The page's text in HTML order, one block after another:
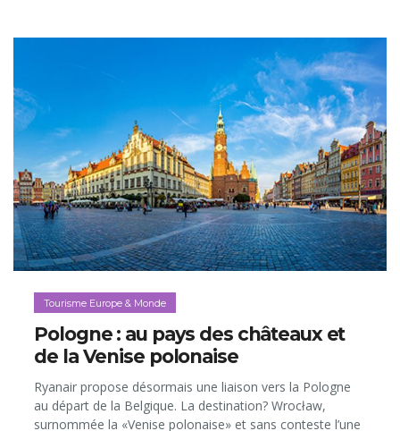
Tourisme Europe & Monde
Pologne : au pays des châteaux et
de la Venise polonaise
Ryanair propose désormais une liaison vers la Pologne
au départ de la Belgique. La destination? Wrocław,
surnommée la «Venise polonaise» et sans conteste l’une